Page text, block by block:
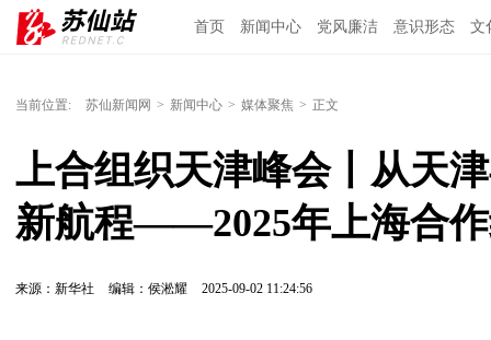
首页 新闻中心 党风廉洁 意识形态 文
当前位置: 苏仙新闻网 > 新闻中心 > 媒体聚焦 > 正文
上合组织天津峰会丨从天
新航程——2025年上海合
来源：新华社 编辑：侯淞耀 2025-09-02 11:24:56